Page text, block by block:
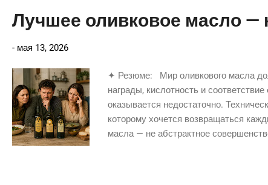
Лучшее оливковое масло —
- мая 13, 2026
✦ Резюме: Мир оливкового масла
награды, кислотность и
оказывается недостаточно.
которому хочется возвращаться
масла — не абстрактное